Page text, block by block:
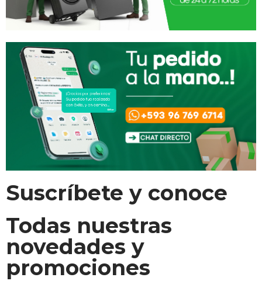
Suscríbete y conoce
Todas nuestras
novedades y
promociones